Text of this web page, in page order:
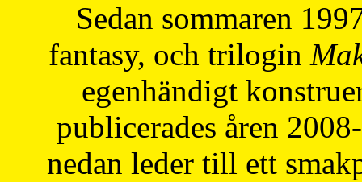
Sedan sommaren
fantasy, och trilogin
egenhändigt
publicerades åren
nedan leder till ett